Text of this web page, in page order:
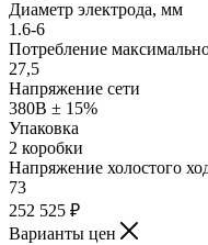
Диаметр электрода, мм
1.6-6
Потребление
27,5
Напряжение сети
380В ± 15%
Упаковка
2 коробки
Напряжение холостого
73
252 525 ₽
Варианты цен